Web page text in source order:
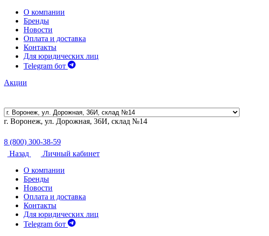
О компании
Бренды
Новости
Оплата и доставка
Контакты
Для юридических лиц
Telegram бот
Акции
г. Воронеж, ул. Дорожная, 36И, склад №14
8 (800) 300-38-59
Назад
Личный кабинет
О компании
Бренды
Новости
Оплата и доставка
Контакты
Для юридических лиц
Telegram бот